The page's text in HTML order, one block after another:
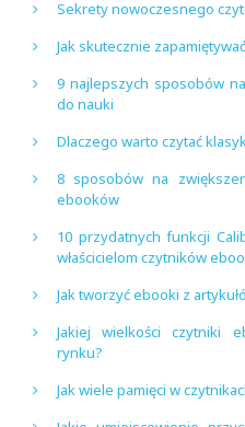
Sekrety nowoczesnego
Jak skutecznie
9 najlepszych sposobów
do nauki
Dlaczego warto czytać
8 sposobów na
ebooków
10 przydatnych funkcji
właścicielom czytników
Jak tworzyć ebooki z
Jakiej wielkości czytniki
rynku?
Jak wiele pamięci w